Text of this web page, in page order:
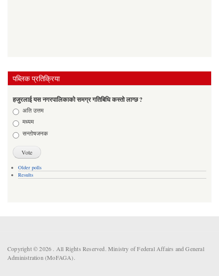
पब्लिक प्रतिक्रिया
हजुरलाई यस नगरपालिकाको समग्र गतिबिधि कस्तो लाग्छ ?
Choicesअति उत्तम
मध्यम
सन्तोषजनक
Older polls
Results
Copyright © 2026 . All Rights Reserved. Ministry of Federal Affairs and General
Administration (MoFAGA).